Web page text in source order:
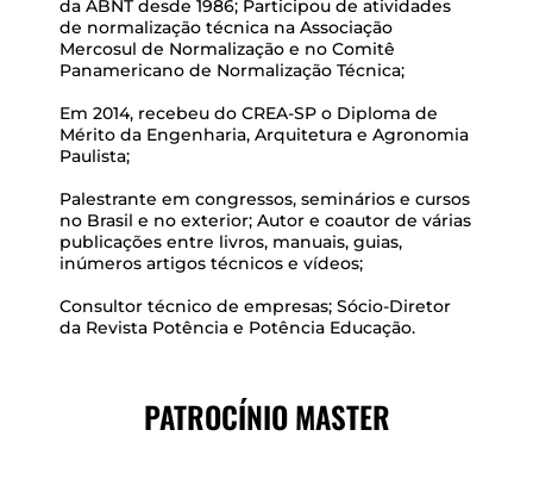
da ABNT desde 1986; Participou de atividades
de normalização técnica na Associação
Mercosul de Normalização e no Comitê
Panamericano de Normalização Técnica;
Em 2014, recebeu do CREA-SP o Diploma de
Mérito da Engenharia, Arquitetura e Agronomia
Paulista;
Palestrante em congressos, seminários e cursos
no Brasil e no exterior; Autor e coautor de várias
publicações entre livros, manuais, guias,
inúmeros artigos técnicos e vídeos;
Consultor técnico de empresas; Sócio-Diretor
da Revista Potência e Potência Educação.
PATROCÍNIO MASTER